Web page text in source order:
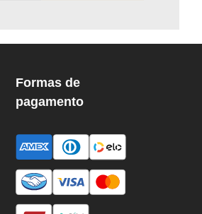
Formas de
pagamento